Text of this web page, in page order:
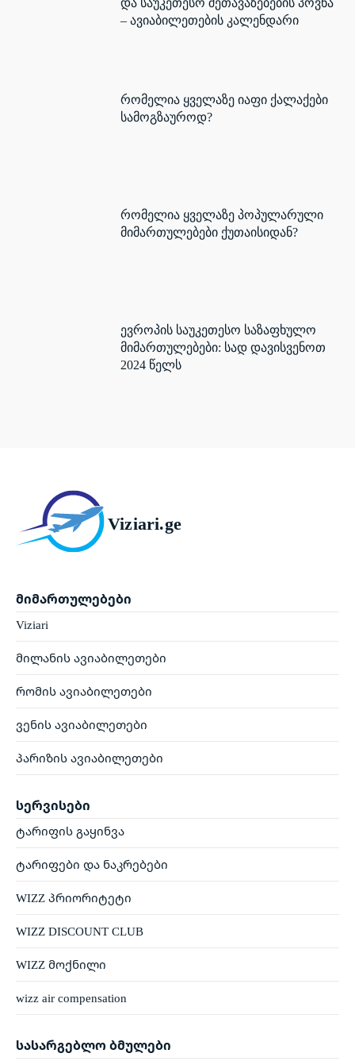
– ავიაბილეთების კალენდარი
რომელია ყველაზე იაფი ქალაქები
სამოგზაუროდ?
რომელია ყველაზე პოპულარული
მიმართულებები ქუთაისიდან?
ევროპის საუკეთესო საზაფხულო
მიმართულებები: სად დავისვენოთ
2024 წელს
Viziari.ge
მიმართულებები
Viziari
მილანის ავიაბილეთები
რომის ავიაბილეთები
ვენის ავიაბილეთები
პარიზის ავიაბილეთები
სერვისები
ტარიფის გაყინვა
ტარიფები და ნაკრებები
WIZZ პრიორიტეტი
WIZZ DISCOUNT CLUB
WIZZ მოქნილი
wizz air compensation
სასარგებლო ბმულები